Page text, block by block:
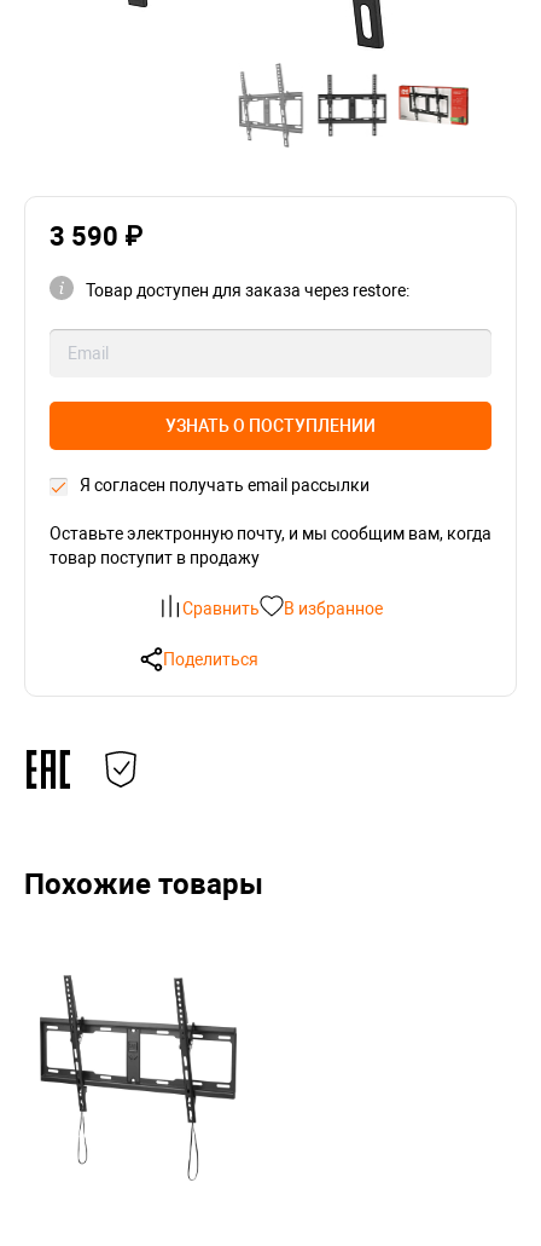
3 590 ₽
Товар доступен для заказа через restore:
УЗНАТЬ О ПОСТУПЛЕНИИ
Я согласен получать email рассылки
Оставьте электронную почту, и мы сообщим вам, когда
товар поступит в продажу
Сравнить В избранное
Поделиться
Похожие товары